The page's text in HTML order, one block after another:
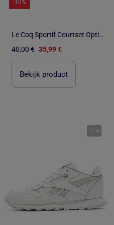
-10%
Le Coq Sportif Courtset Optical Witte Sneakers voor Jongens
40,00 € 35,99 €
Bekijk product
1 /4